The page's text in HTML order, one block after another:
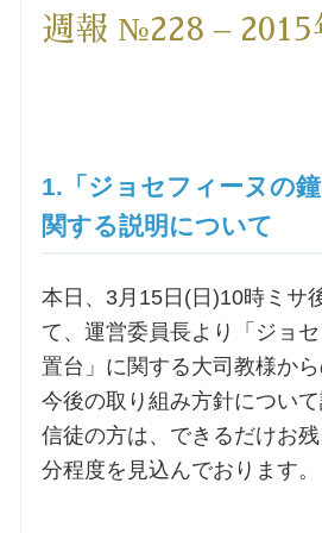
洗礼を希望される方
小池神父の講座
シスター中島の講座
教区カテキスタの講座
三田助祭の講座
週報 №228 – 2015
1.「ジョセフィーヌの
関する説明について
本日、3月15日(日)10時ミサ
て、運営委員長より「ジョ
置台」に関する大司教様か
今後の取り組み方針について
信徒の方は、できるだけお
分程度を見込んでおります。